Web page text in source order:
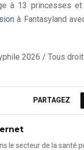
à 13 princesses
à Fantasyland
2026 / Tous
PARTAGEZ
le secteur de la santé